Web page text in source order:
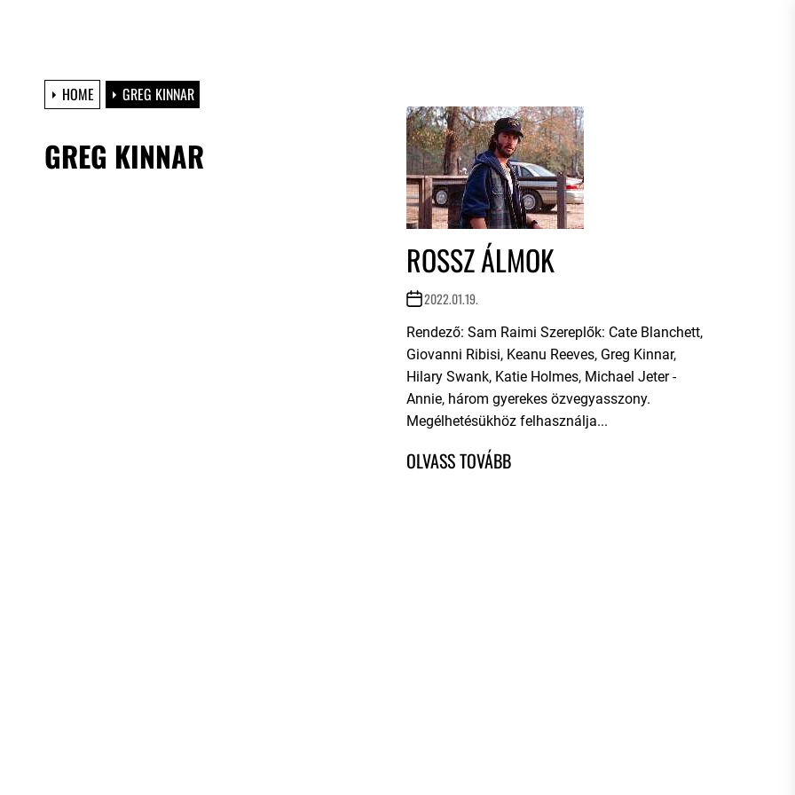
HOME GREG KINNAR
GREG KINNAR
ROSSZ ÁLMOK
2022.01.19.
Rendező: Sam Raimi Szereplők: Cate Blanchett,
Giovanni Ribisi, Keanu Reeves, Greg Kinnar,
Hilary Swank, Katie Holmes, Michael Jeter -
Annie, három gyerekes özvegyasszony.
Megélhetésükhöz felhasználja...